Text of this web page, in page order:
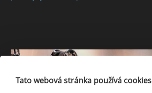
Tato webová stránka používá cookies